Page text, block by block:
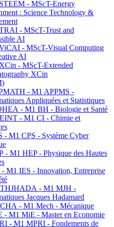
- MScT-Energy
: Science Technology &
- MScT-Trust and
AI
- MScT-Visual Computing
AI
- MScT-Extended
XCin
- M1 APPMS -
Appliquées et Statistiques
- M1 BH - Biologie et Santé
- M1 CI - Chimie et
- M1 CPS - Système Cyber
- M1 HEP - Physique des Hautes
M1 IES - Innovation, Entreprise
- M1 MJH -
Jacques Hadamard
- M1 Mech - Mécanique
- M1 MiE - Master en Economie
- M1 MPRI - Fondements de